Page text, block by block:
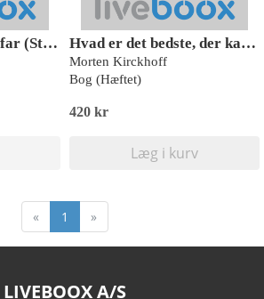
Da min far var min far (Storskrift) Hvad er det bedste, der kan ske?
Morten Kirckhoff
Bog (Hæftet)
420 kr
Læg i kurv
« 1 »
LIVEBOOX A/S